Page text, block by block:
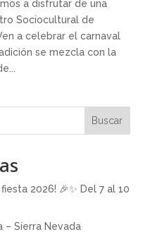
a disfrutar de una
Sociocultural de
a celebrar el carnaval
se mezcla con la
Buscar
2026! 🎉✨ Del 7 al 10
– Sierra Nevada